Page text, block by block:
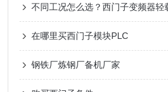
不同工况怎么选？西门子变频器轻
在哪里买西门子模块PLC
钢铁厂炼钢厂备机厂家